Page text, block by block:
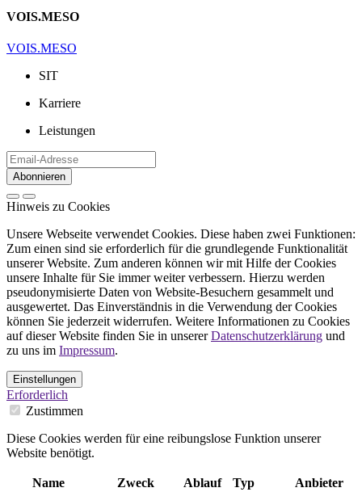
VOIS.MESO
VOIS.MESO
SIT
Karriere
Leistungen
Abonnieren
Hinweis zu Cookies
Unsere Webseite verwendet Cookies. Diese haben zwei Funktionen:
Zum einen sind sie erforderlich für die grundlegende Funktionalität
unserer Website. Zum anderen können wir mit Hilfe der Cookies
unsere Inhalte für Sie immer weiter verbessern. Hierzu werden
pseudonymisierte Daten von Website-Besuchern gesammelt und
ausgewertet. Das Einverständnis in die Verwendung der Cookies
können Sie jederzeit widerrufen. Weitere Informationen zu Cookies
auf dieser Website finden Sie in unsererDatenschutzerklärung und
zu uns im Impressum.
Einstellungen
Erforderlich
Zustimmen
Diese Cookies werden für eine reibungslose Funktion unserer
Website benötigt.
Name Zweck Ablauf Typ Anbieter